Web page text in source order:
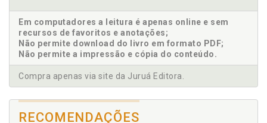
Duas faces do ato. Atos falhos ao Agieren: duas
faces do ato, p. 53
E
Enigma. Sombra e o enigma do suicídio, p. 84
Em computadores a leitura é apenas online e sem
recursos de favoritos e anotações;
Não permite download do livro em formato PDF;
Não permite a impressão e cópia do conteúdo.
Compra apenas via site da Juruá Editora.
RECOMENDAÇÕES